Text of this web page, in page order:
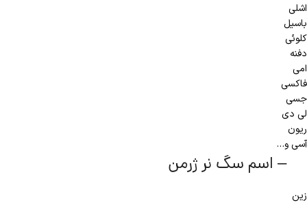
اشلی
باسیل
کلوئی
دفنه
امی
فاکسی
جسی
لی دی
ریون
آسی و…
– اسم سگ نر ژرمن
زین